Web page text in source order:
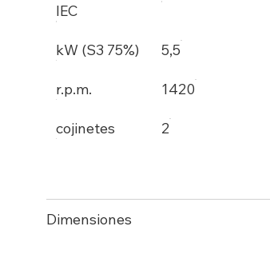
IEC
kW (S3 75%) 5,5
r.p.m. 1420
cojinetes 2
Dimensiones